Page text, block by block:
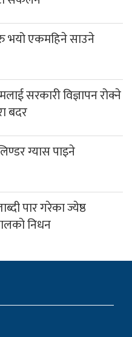
भयो एकमहिने साउने
सरकारी विज्ञापन रोक्ने
बदर
ग्यास पाइने
पार गरेका ज्येष्ठ
निधन